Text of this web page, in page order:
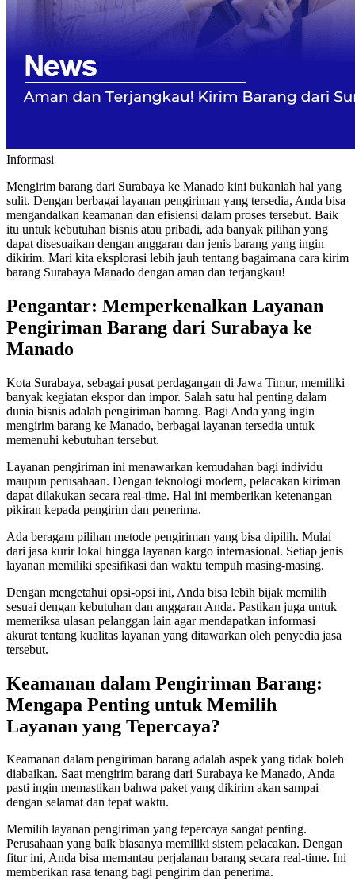
Informasi
Mengirim barang dari Surabaya ke Manado kini bukanlah hal yang
sulit. Dengan berbagai layanan pengiriman yang tersedia, Anda bisa
mengandalkan keamanan dan efisiensi dalam proses tersebut. Baik
itu untuk kebutuhan bisnis atau pribadi, ada banyak pilihan yang
dapat disesuaikan dengan anggaran dan jenis barang yang ingin
dikirim. Mari kita eksplorasi lebih jauh tentang bagaimana cara kirim
barang Surabaya Manado dengan aman dan terjangkau!
Pengantar: Memperkenalkan Layanan
Pengiriman Barang dari Surabaya ke
Manado
Kota Surabaya, sebagai pusat perdagangan di Jawa Timur, memiliki
banyak kegiatan ekspor dan impor. Salah satu hal penting dalam
dunia bisnis adalah pengiriman barang. Bagi Anda yang ingin
mengirim barang ke Manado, berbagai layanan tersedia untuk
memenuhi kebutuhan tersebut.
Layanan pengiriman ini menawarkan kemudahan bagi individu
maupun perusahaan. Dengan teknologi modern, pelacakan kiriman
dapat dilakukan secara real-time. Hal ini memberikan ketenangan
pikiran kepada pengirim dan penerima.
Ada beragam pilihan metode pengiriman yang bisa dipilih. Mulai
dari jasa kurir lokal hingga layanan kargo internasional. Setiap jenis
layanan memiliki spesifikasi dan waktu tempuh masing-masing.
Dengan mengetahui opsi-opsi ini, Anda bisa lebih bijak memilih
sesuai dengan kebutuhan dan anggaran Anda. Pastikan juga untuk
memeriksa ulasan pelanggan lain agar mendapatkan informasi
akurat tentang kualitas layanan yang ditawarkan oleh penyedia jasa
tersebut.
Keamanan dalam Pengiriman Barang:
Mengapa Penting untuk Memilih
Layanan yang Tepercaya?
Keamanan dalam pengiriman barang adalah aspek yang tidak boleh
diabaikan. Saat mengirim barang dari Surabaya ke Manado, Anda
pasti ingin memastikan bahwa paket yang dikirim akan sampai
dengan selamat dan tepat waktu.
Memilih layanan pengiriman yang tepercaya sangat penting.
Perusahaan yang baik biasanya memiliki sistem pelacakan. Dengan
fitur ini, Anda bisa memantau perjalanan barang secara real-time. Ini
memberikan rasa tenang bagi pengirim dan penerima.